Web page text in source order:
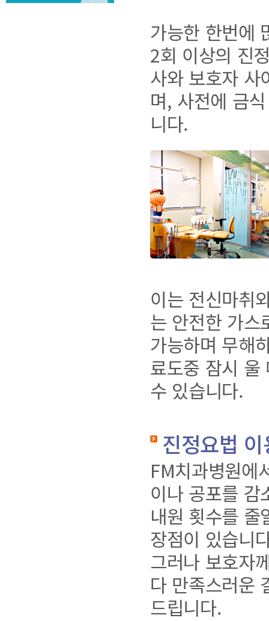
가능한 한번에
2회 이상의 진
사와 보호자 사
며, 사전에 금
니다.
이는 전신마취
는 안전한 가스
가능하며 무해
료도중 잠시 울
수 있습니다.
진정요법
FM치과병원에
이나 공포를 감
내원 횟수를
장점이 있습니
그러나 보호자
다 만족스러운
드립니다.